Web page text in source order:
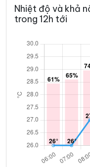
Nhiệt độ và khả
trong 12h tới